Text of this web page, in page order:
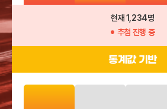
현재 1,234명
추첨 진행 중
통계값 기반